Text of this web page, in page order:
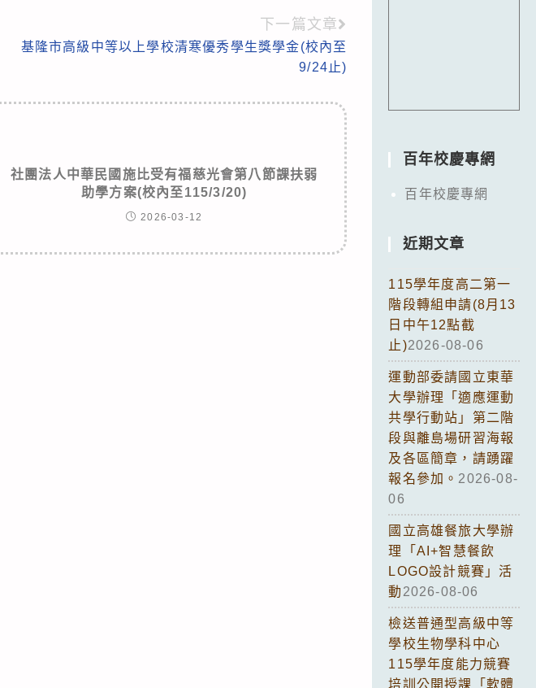
下一篇文章
基隆市高級中等以上學校清寒優秀學生獎學金(校內至
9/24止)
社團法人中華民國施比受有福慈光會第八節課扶弱
助學方案(校內至115/3/20)
2026-03-12
百年校慶專網
百年校慶專網
近期文章
115學年度高二第一
階段轉組申請(8月13
日中午12點截
止)2026-08-06
運動部委請國立東華
大學辦理「適應運動
共學行動站」第二階
段與離島場研習海報
及各區簡章，請踴躍
報名參加。 2026-08-
06
國立高雄餐旅大學辦
理「AI+智慧餐飲
LOGO設計競賽」活
動 2026-08-06
檢送普通型高級中等
學校生物學科中心
115學年度能力競賽
培訓公開授課「軟體